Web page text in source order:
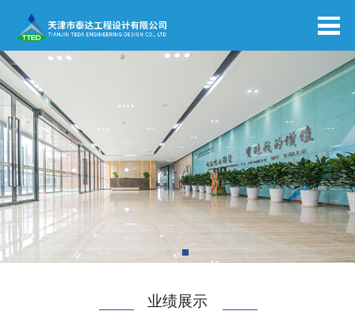
业绩展示